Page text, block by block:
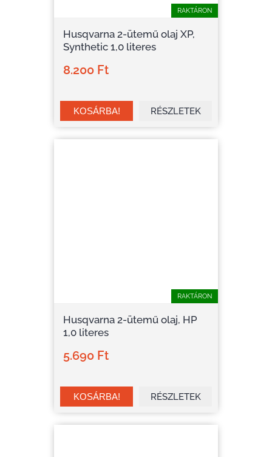
RAKTÁRON
Husqvarna 2-ütemű olaj XP,
Synthetic 1,0 literes
8.200 Ft
RÉSZLETEK
RAKTÁRON
Husqvarna 2-ütemű olaj, HP
1,0 literes
5.690 Ft
RÉSZLETEK